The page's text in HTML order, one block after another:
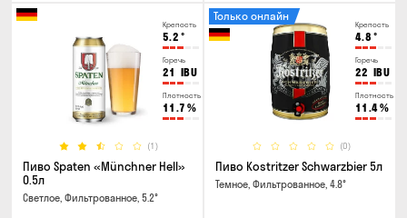
Крепость
5.2 °
Горечь
21 IBU
Плотность
11.7 %
(1)
Пиво Spaten «Münchner Hell»
0.5л
Светлое, Фильтрованное, 5.2°
Крепость
4.8 °
Горечь
22 IBU
Плотность
11.4%
(0)
Только онлайн
Пиво Kostritzer Schwarzbier 5л
Темное, Фильтрованное, 4.8°